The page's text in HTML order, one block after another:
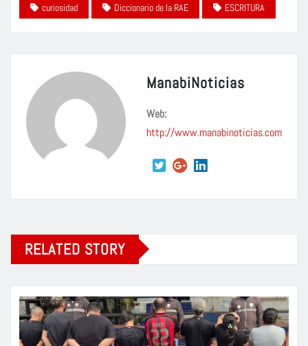
curiosidad Diccionario de la RAE ESCRITURA
ManabiNoticias
Web:
http://www.manabinoticias.com
RELATED STORY